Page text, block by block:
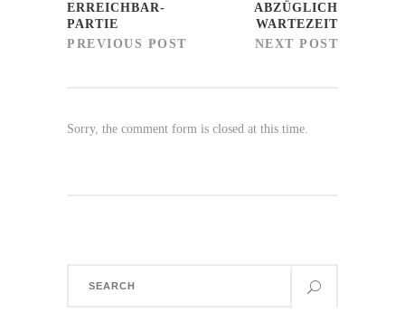
ERREICHBAR-
PARTIE
PREVIOUS POST
ABZÜGLICH
WARTEZEIT
NEXT POST
Sorry, the comment form is closed at this time.